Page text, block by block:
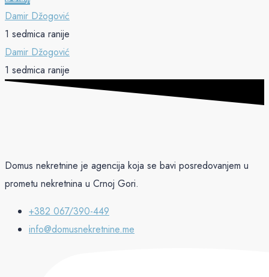
Damir Džogović
1 sedmica ranije
Damir Džogović
1 sedmica ranije
Domus nekretnine je agencija koja se bavi posredovanjem u
prometu nekretnina u Crnoj Gori.
+382 067/390-449
info@domusnekretnine.me